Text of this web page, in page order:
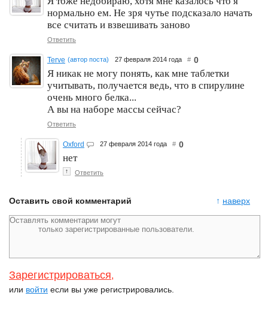
нормально ем. Не зря чутье подсказало начать
все считать и взвешивать заново
Ответить
Terve (автор поста) 27 февраля 2014 года # 0
Я никак не могу понять, как мне таблетки
учитывать, получается ведь, что в спирулине
очень много белка...
А вы на наборе массы сейчас?
Ответить
Oxford 27 февраля 2014 года # 0
нет
↑ Ответить
↑ наверх
Оставить свой комментарий
Зарегистрироваться,
или войти если вы уже регистрировались.